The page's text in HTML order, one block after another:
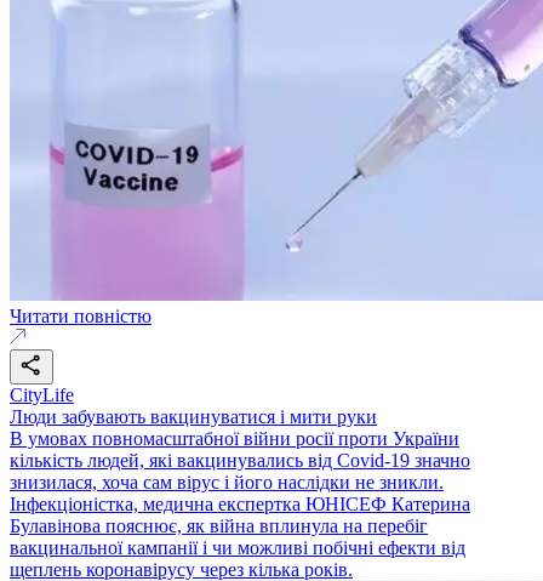
Читати повністю
CityLife
Люди забувають вакцинуватися і мити руки
В умовах повномасштабної війни росії проти України
кількість людей, які вакцинувались від Covid-19 значно
знизилася, хоча сам вірус і його наслідки не зникли.
Інфекціоністка, медична експертка ЮНІСЕФ Катерина
Булавінова пояснює, як війна вплинула на перебіг
вакцинальної кампанії і чи можливі побічні ефекти від
щеплень коронавірусу через кілька років.